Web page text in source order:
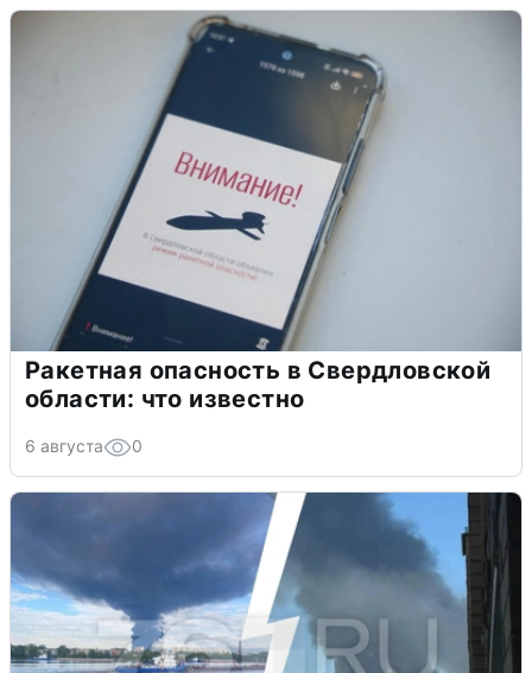
Ракетная опасность в Свердловской
области: что известно
6 августа 0